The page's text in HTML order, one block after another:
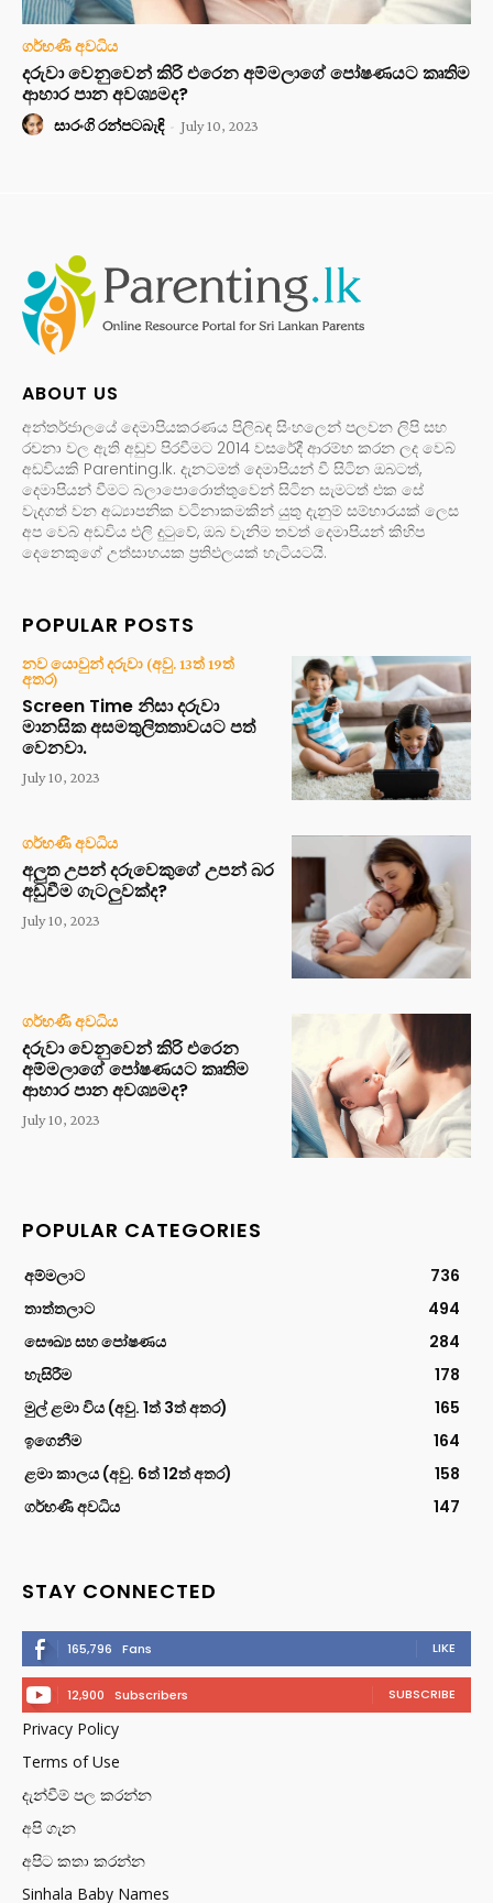
ගර්භණී අවධිය
දරුවා වෙනුවෙන් කිරි එරෙන අම්මලාගේ පෝෂණයට කෘතිම
ආහාර පාන අවශ්‍යමද?
සාරංගි රන්පටබැඳි - July 10, 2023
ABOUT US
අන්තර්ජාලයේ දෙමාපියකරණය පිලිබඳ සිංහලෙන් පලවන ලිපි සහ
රචනා වල ඇති අඩුව පිරවීමට 2014 වසරේදී ආරම්භ කරන ලද වෙබ්
අඩවියකි Parenting.lk. දැනටමත් දෙමාපියන් වී සිටින ඔබටත්,
දෙමාපියන් වීමට බලාපොරොත්තුවෙන් සිටින සැමටත් එක සේ
වැදගත් වන අධ්‍යාපනික වටිනාකමකින් යුතු දැනුම් සම්භාරයක් ලෙස
අප වෙබ් අඩවිය එලි දුටුවේ, ඔබ වැනිම තවත් දෙමාපියන් කිහිප
දෙනෙකුගේ උත්සාහයක ප්‍රතිඵලයක් හැටියටයි.
POPULAR POSTS
නව යොවුන් දරුවා (අවු. 13ත් 19ත්
අතර)
Screen Time නිසා දරුවා
මානසික අසමතුලිතතාවයට පත්
වෙනවා.
July 10, 2023
ගර්භණී අවධිය
අලුත උපන් දරුවෙකුගේ උපන් බර
අඩුවීම ගැටලුවක්ද?
July 10, 2023
ගර්භණී අවධිය
දරුවා වෙනුවෙන් කිරි එරෙන
අම්මලාගේ පෝෂණයට කෘතිම
ආහාර පාන අවශ්‍යමද?
July 10, 2023
POPULAR CATEGORIES
අම්මලාට
736
තාත්තලාට
494
සෞඛ්‍ය සහ පෝෂණය
284
හැසිරීම
178
මුල් ළමා විය (අවු. 1ත් 3ත් අතර)
165
ඉගෙනීම
164
ළමා කාලය (අවු. 6ත් 12ත් අතර)
158
ගර්භණී අවධිය
147
STAY CONNECTED
165,796 Fans LIKE
12,900 Subscribers SUBSCRIBE
Privacy Policy
Terms of Use
දැන්වීම් පල කරන්න
අපි ගැන
අපිට කතා කරන්න
Sinhala Baby Names